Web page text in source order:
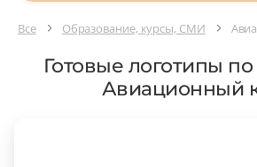
Все Образование, курсы, СМИ
Готовые логотипы
Авиационный